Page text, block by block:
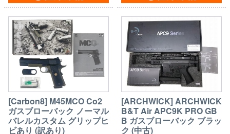
[Carbon8] M45MCO Co2
ガスブローバック ノーマル
バレルカスタム グリップヒ
ビあり (訳あり)
[ARCHWICK] ARCHWICK
B&T Air APC9K PRO GB
B ガスブローバック ブラッ
ク (中古)